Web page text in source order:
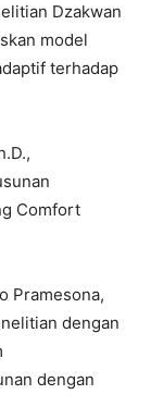
Dzakwan
model
terhadap
Comfort
Pramesona,
dengan
dengan